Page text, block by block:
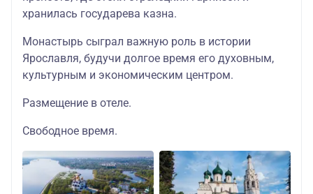
хранилась государева казна.
Монастырь сыграл важную роль в истории
Ярославля, будучи долгое время его духовным,
культурным и экономическим центром.
Размещение в отеле.
Свободное время.